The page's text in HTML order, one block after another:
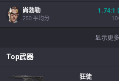
尚勃勒
250 平均分
1.74:1
显示更多
Top武器
狂徒